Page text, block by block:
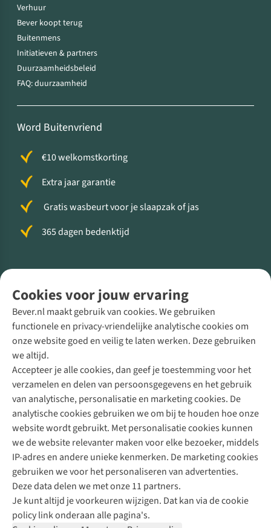
Cookies voor jouw ervaring
Bever.nl maakt gebruik van cookies. We gebruiken
functionele en privacy-vriendelijke analytische cookies om
onze website goed en veilig te laten werken. Deze gebruiken
we altijd.
Accepteer je alle cookies, dan geef je toestemming voor het
verzamelen en delen van persoonsgegevens en het gebruik
van analytische, personalisatie en marketing cookies. De
analytische cookies gebruiken we om bij te houden hoe onze
website wordt gebruikt. Met personalisatie cookies kunnen
we de website relevanter maken voor elke bezoeker, middels
IP-adres en andere unieke kenmerken. De marketing cookies
gebruiken we voor het personaliseren van advertenties.
Deze data delen we met onze 11 partners.
Je kunt altijd je voorkeuren wijzigen. Dat kan via de cookie
policy link onderaan alle pagina's.
Verhuur
Bever koopt terug
Buitenmens
Initiatieven & partners
Duurzaamheidsbeleid
FAQ: duurzaamheid
Word Buitenvriend
€10 welkomstkorting
Extra jaar garantie
Gratis wasbeurt voor je slaapzak of jas
365 dagen bedenktijd
Direct advies van een Buitenexpert
+31 (0)85 888 50 88
+31 6 12 28 49 80
Contactformulier